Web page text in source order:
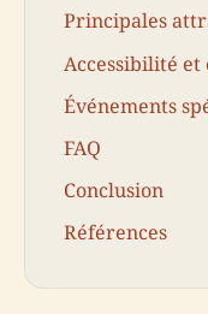
Principales
Accessibilité et
Événements
FAQ
Conclusion
Références